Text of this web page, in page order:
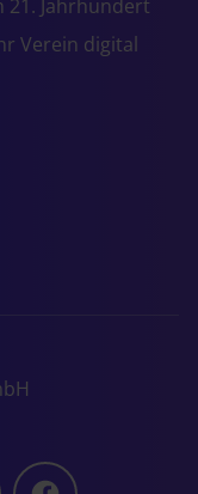
Jahrhundert
Verein digital